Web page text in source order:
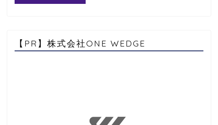
【PR】株式会社ONE WEDGE